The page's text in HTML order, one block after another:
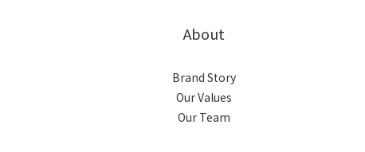
About
Brand Story
Our Values
Our Team